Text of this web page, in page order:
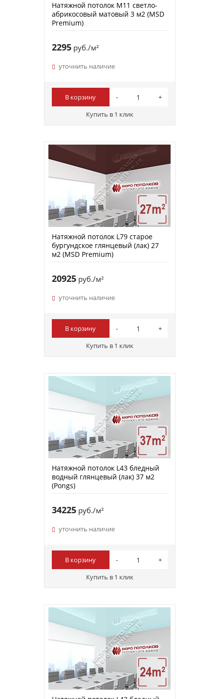
Натяжной потолок M11 светло-
абрикосовый матовый 3 м2 (MSD
Premium)
2295руб./м²
уточнить наличие
В корзину
Купить в 1 клик
Натяжной потолок L79 старое
бургундское глянцевый (лак) 27
м2 (MSD Premium)
20925руб./м²
уточнить наличие
В корзину
Купить в 1 клик
Натяжной потолок L43 бледный
водный глянцевый (лак) 37 м2
(Pongs)
34225руб./м²
уточнить наличие
В корзину
Купить в 1 клик